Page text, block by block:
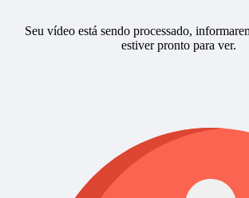
Seu vídeo está sendo processado,
estiver pronto para ver.